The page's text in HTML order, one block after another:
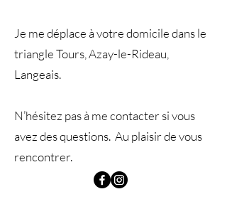
Je me déplace à votre domicile dans le
triangle Tours, Azay-le-Rideau,
Langeais.
N’hésitez pas à me contacter si vous
avez des questions. Au plaisir de vous
rencontrer.